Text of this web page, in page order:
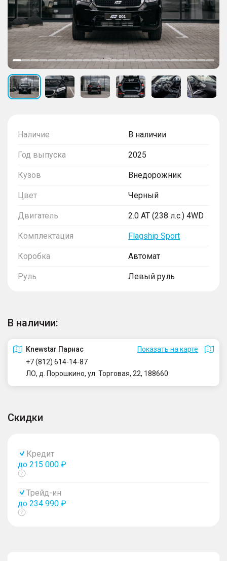
Наличие В наличии
Год выпуска 2025
Кузов Внедорожник
Цвет Черный
Двигатель 2.0 AT (238 л.с.) 4WD
Комплектация Flagship Sport
Коробка Автомат
Руль Левый руль
В наличии:
Knewstar Парнас
Показать на карте
+7 (812) 614-14-87
ЛО, д. Порошкино, ул. Торговая, 22, 188660
Скидки
Кредит
до 215 000 ₽
Показать
Трейд-ин
до 234 990 ₽
Показать